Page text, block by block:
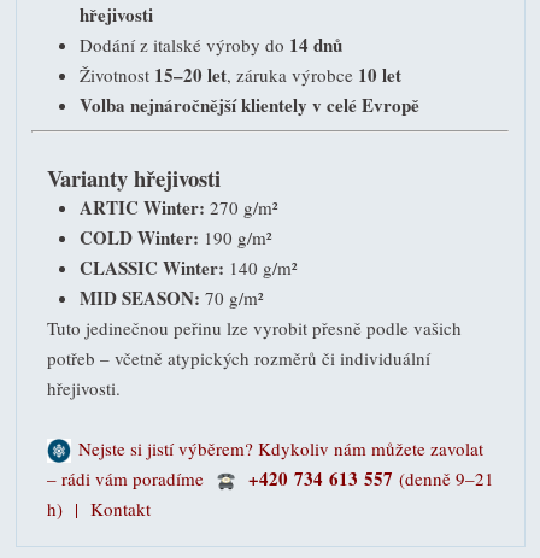
hřejivosti
Dodání z italské výroby do 14 dnů
Životnost 15–20 let, záruka výrobce 10 let
Volba nejnáročnější klientely v celé Evropě
Varianty hřejivosti
ARTIC Winter: 270 g/m²
COLD Winter: 190 g/m²
CLASSIC Winter: 140 g/m²
MID SEASON: 70 g/m²
Tuto jedinečnou peřinu lze vyrobit přesně podle vašich
potřeb – včetně atypických rozměrů či individuální
hřejivosti.
Nejste si jistí výběrem? Kdykoliv nám můžete zavolat
– rádi vám poradíme
+420 734 613 557 (denně 9–21
h) | Kontakt